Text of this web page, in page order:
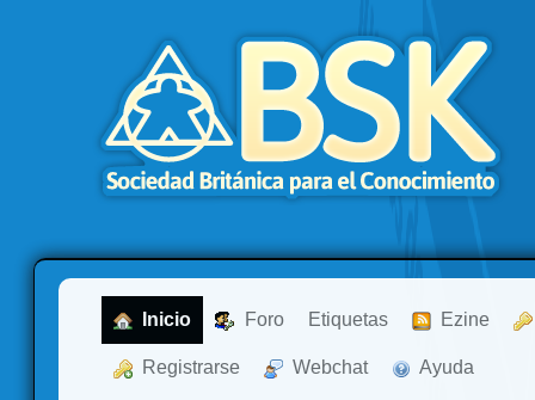
Inicio Foro Etiquetas Ezine
Registrarse Webchat Ayuda